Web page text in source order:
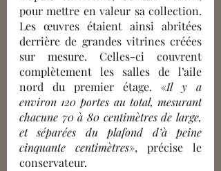
pour mettre en valeur sa collection.
Les œuvres étaient ainsi abritées
derrière de grandes vitrines créées
sur mesure. Celles-ci couvrent
complètement les salles de l’aile
nord du premier étage. «Il y a
environ 120 portes au total, mesurant
chacune 70 à 80 centimètres de large,
et séparées du plafond d’à peine
cinquante centimètres», précise le
conservateur.